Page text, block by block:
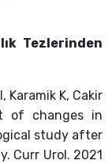
Tezlerinden
Karamik K, Cakir
of changes in
study after
Curr Urol. 2021